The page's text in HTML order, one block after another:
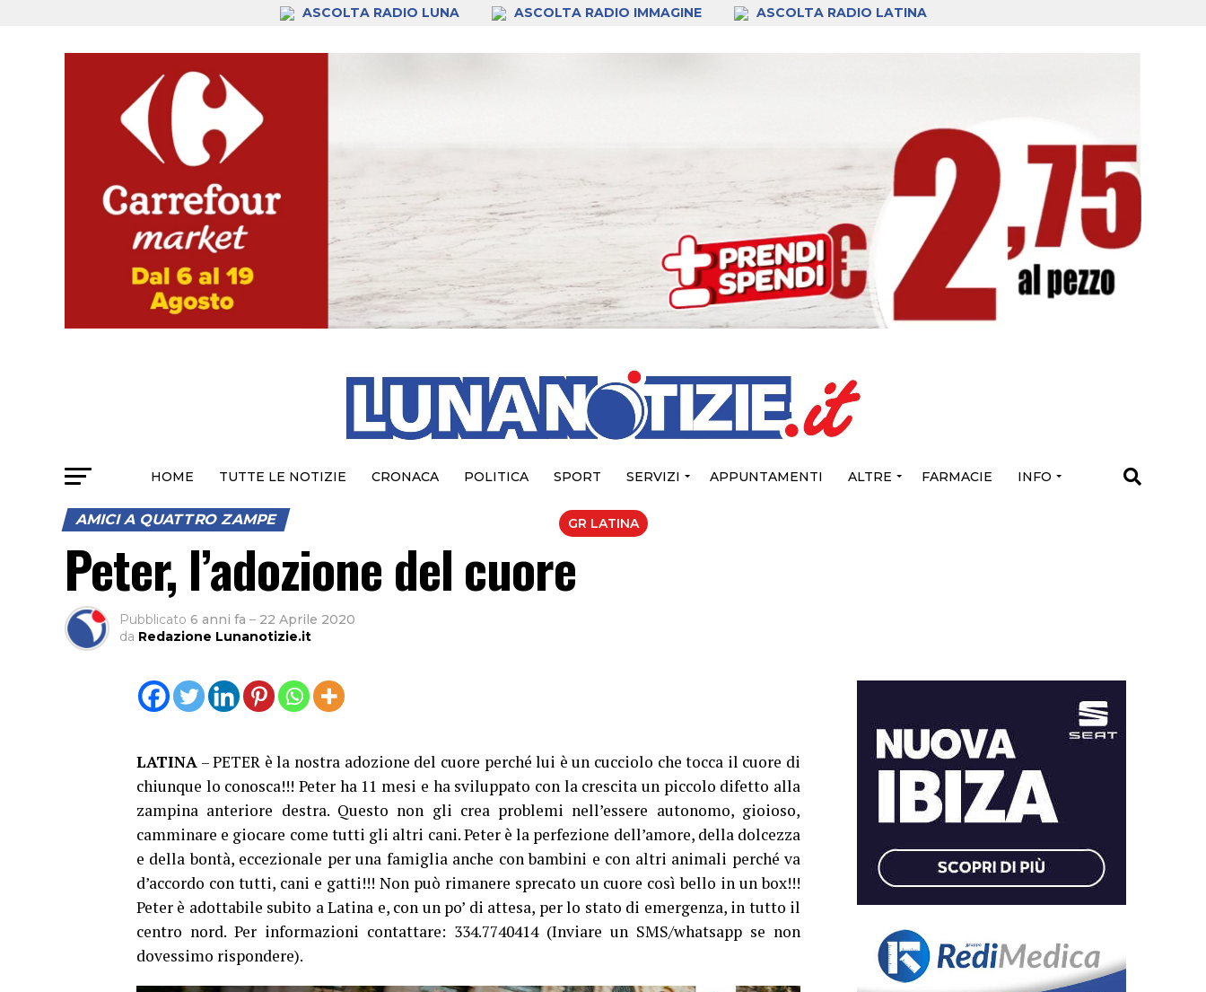
ASCOLTA RADIO LUNA ASCOLTA RADIO IMMAGINE ASCOLTA RADIO LATINA
HOME TUTTE LE NOTIZIE CRONACA POLITICA SPORT SERVIZI APPUNTAMENTI ALTRE FARMACIE INFO
GR LATINA
AMICI A QUATTRO ZAMPE
Peter, l’adozione del cuore
Pubblicato 6 anni fa – 22 Aprile 2020
da Redazione Lunanotizie.it
LATINA – PETER è la nostra adozione del cuore perché lui è un cucciolo che tocca il cuore di
chiunque lo conosca!!! Peter ha 11 mesi e ha sviluppato con la crescita un piccolo difetto alla
zampina anteriore destra. Questo non gli crea problemi nell’essere autonomo, gioioso,
camminare e giocare come tutti gli altri cani. Peter è la perfezione dell’amore, della dolcezza
e della bontà, eccezionale per una famiglia anche con bambini e con altri animali perché va
d’accordo con tutti, cani e gatti!!! Non può rimanere sprecato un cuore così bello in un box!!!
Peter è adottabile subito a Latina e, con un po’ di attesa, per lo stato di emergenza, in tutto il
centro nord. Per informazioni contattare: 334.7740414 (Inviare un SMS/whatsapp se non
dovessimo rispondere).